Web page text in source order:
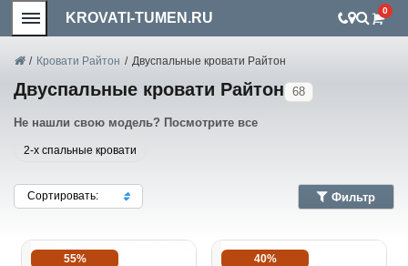
KROVATI-TUMEN.RU 0
/ Кровати Райтон / Двуспальные кровати Райтон
Двуспальные кровати Райтон 68
Не нашли свою модель? Посмотрите все
2-х спальные кровати
Сортировать: Фильтр
55% 40%